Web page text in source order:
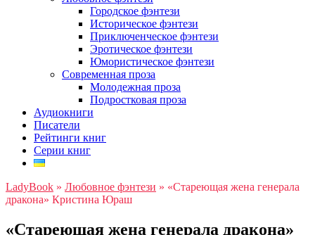
Городское фэнтези
Историческое фэнтези
Приключенческое фэнтези
Эротическое фэнтези
Юмористическое фэнтези
Современная проза
Молодежная проза
Подростковая проза
Аудиокниги
Писатели
Рейтинги книг
Серии книг
LadyBook » Любовное фэнтези » «Стареющая жена генерала
дракона» Кристина Юраш
«Стареющая жена генерала дракона»